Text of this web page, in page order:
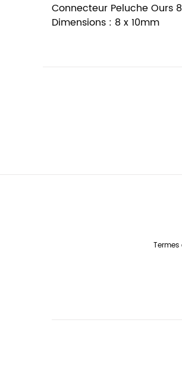
Connecteur Peluche Ours
Dimensions : 8 x 10mm